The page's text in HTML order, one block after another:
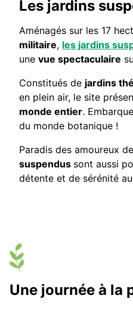
Les jardins
Aménagés sur les 17
militaire, les jardins
une vue spectaculaire
Constitués de jardins
en plein air, le site
monde entier.
du monde botanique !
Paradis des amoureux
suspendus sont aussi
détente et de sérénité
Une journée à la